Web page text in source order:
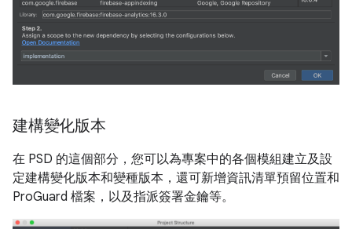
建構變化版本
在 PSD 的這個部分，您可以為專案中的各個模組建立及設
定建構變化版本和變種版本，還可新增資訊清單預留位置和
ProGuard 檔案，以及指派簽署金鑰等。